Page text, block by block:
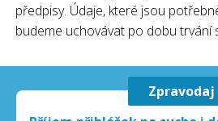
předpisy. Údaje, které jsou
budeme uchovávat po dobu trvání
Zpravodaj